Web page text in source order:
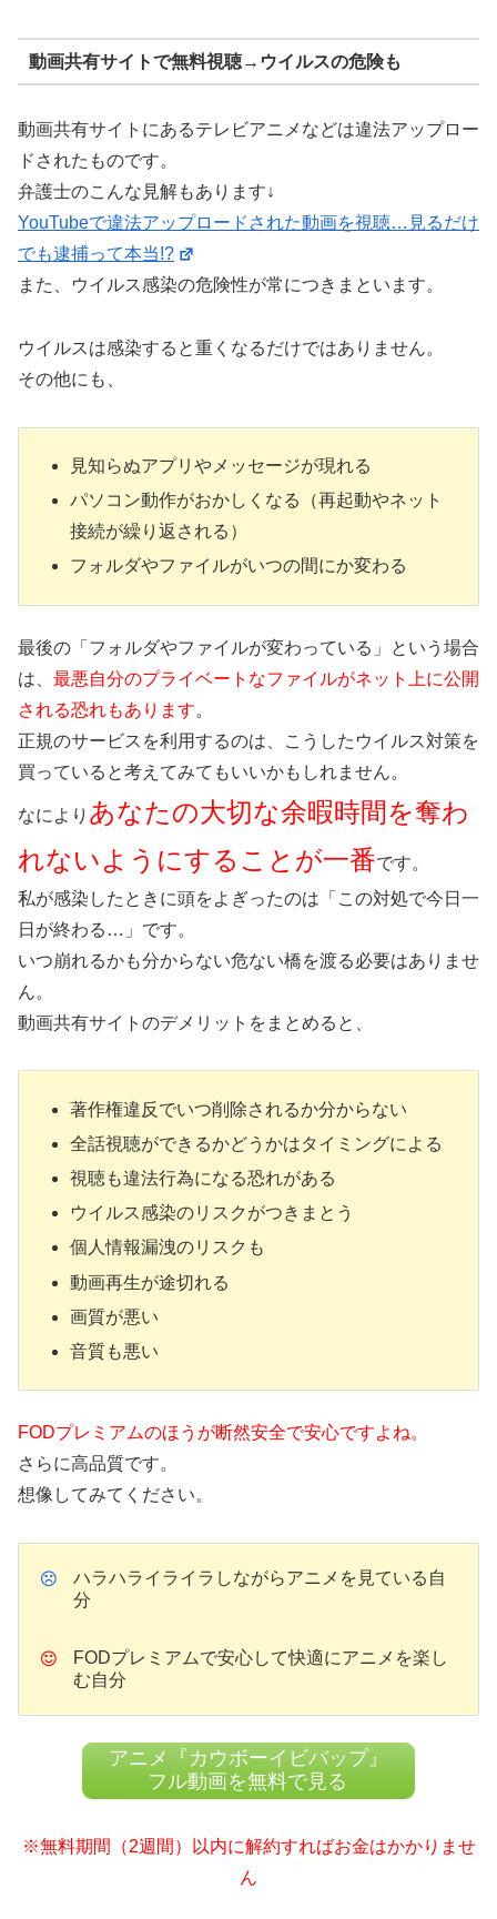
動画共有サイトで無料視聴→ウイルスの危険も
動画共有サイトにあるテレビアニメなどは違法アップロー
ドされたものです。
弁護士のこんな見解もあります↓
YouTubeで違法アップロードされた動画を視聴…見るだけ
でも逮捕って本当!?
また、ウイルス感染の危険性が常につきまといます。
ウイルスは感染すると重くなるだけではありません。
その他にも、
見知らぬアプリやメッセージが現れる
パソコン動作がおかしくなる（再起動やネット
接続が繰り返される）
フォルダやファイルがいつの間にか変わる
最後の「フォルダやファイルが変わっている」という場合
は、 最悪自分のプライベートなファイルがネット上に公開
される恐れもあります。
正規のサービスを利用するのは、こうしたウイルス対策を
買っていると考えてみてもいいかもしれません。
なにより あなたの大切な余暇時間を奪わ
れないようにすることが一番です。
私が感染したときに頭をよぎったのは「この対処で今日一
日が終わる…」です。
いつ崩れるかも分からない危ない橋を渡る必要はありませ
ん。
動画共有サイトのデメリットをまとめると、
著作権違反でいつ削除されるか分からない
全話視聴ができるかどうかはタイミングによる
視聴も違法行為になる恐れがある
ウイルス感染のリスクがつきまとう
個人情報漏洩のリスクも
動画再生が途切れる
画質が悪い
音質も悪い
FODプレミアムのほうが断然安全で安心ですよね。
さらに高品質です。
想像してみてください。
ハラハライライラしながらアニメを見ている自
分
FODプレミアムで安心して快適にアニメを楽し
む自分
アニメ『カウボーイビバップ』
フル動画を無料で見る
※無料期間（2週間）以内に解約すればお金はかかりませ
ん